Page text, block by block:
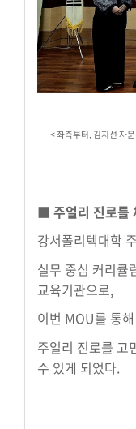
< 좌측부터, 김지선 자
■ 주얼리 진로를
강서폴리텍대학
실무 중심 커리큘
교육기관으로,
이번 MOU를 통
주얼리 진로를 고
수 있게 되었다.